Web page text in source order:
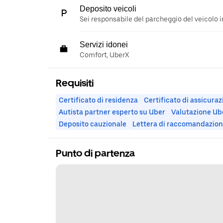
Deposito veicoli
Sei responsabile del parcheggio del veicolo
Servizi idonei
Comfort, UberX
Requisiti
Certificato di residenza
Certificato di
Autista partner esperto su Uber
Valutazione
Deposito cauzionale
Lettera di
Punto di partenza